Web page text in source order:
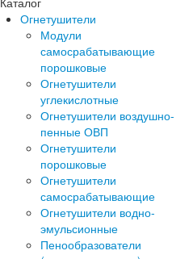
Огнетушители
Модули
самосрабатывающие
порошковые
Огнетушители
углекислотные
Огнетушители воздушно-
пенные ОВП
Огнетушители
порошковые
Огнетушители
самосрабатывающие
Огнетушители водно-
эмульсионные
Пенообразователи